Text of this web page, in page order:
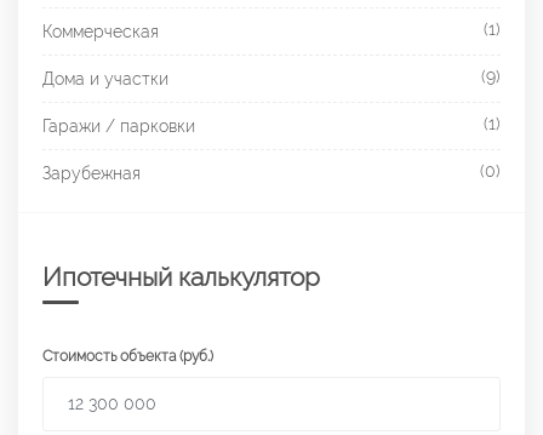
Коммерческая (1)
Дома и участки (9)
Гаражи / парковки (1)
Зарубежная (0)
Ипотечный калькулятор
Стоимость объекта (руб.)